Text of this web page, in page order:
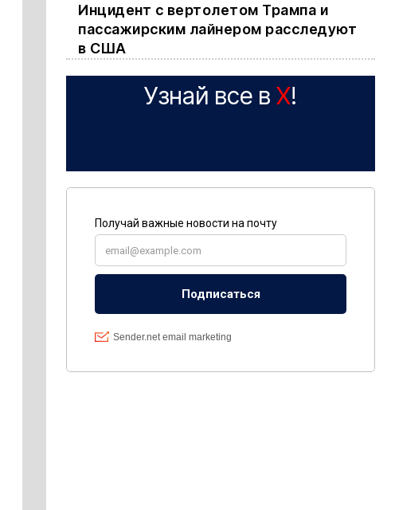
Инцидент с вертолетом Трампа и
пассажирским лайнером расследуют
в США
Узнай все в X!